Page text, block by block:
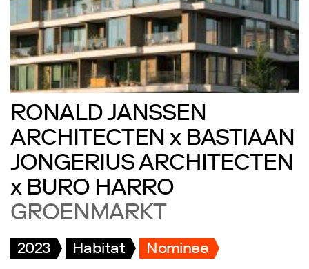
RONALD JANSSEN
ARCHITECTEN x BASTIAAN
JONGERIUS ARCHITECTEN
x BURO HARRO
GROENMARKT
2023 Habitat Nominee